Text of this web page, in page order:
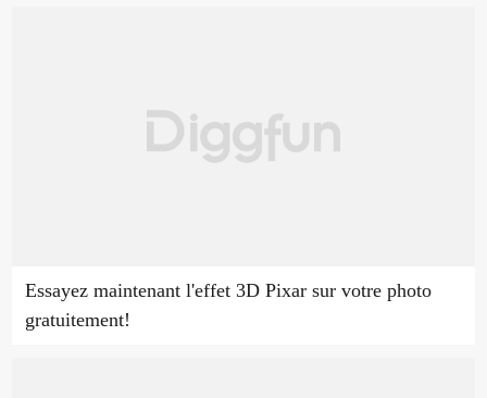
Essayez maintenant l'effet 3D Pixar sur votre photo
gratuitement!